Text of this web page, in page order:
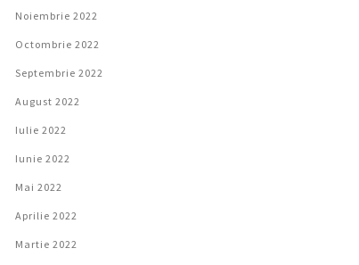
Noiembrie 2022
Octombrie 2022
Septembrie 2022
August 2022
Iulie 2022
Iunie 2022
Mai 2022
Aprilie 2022
Martie 2022